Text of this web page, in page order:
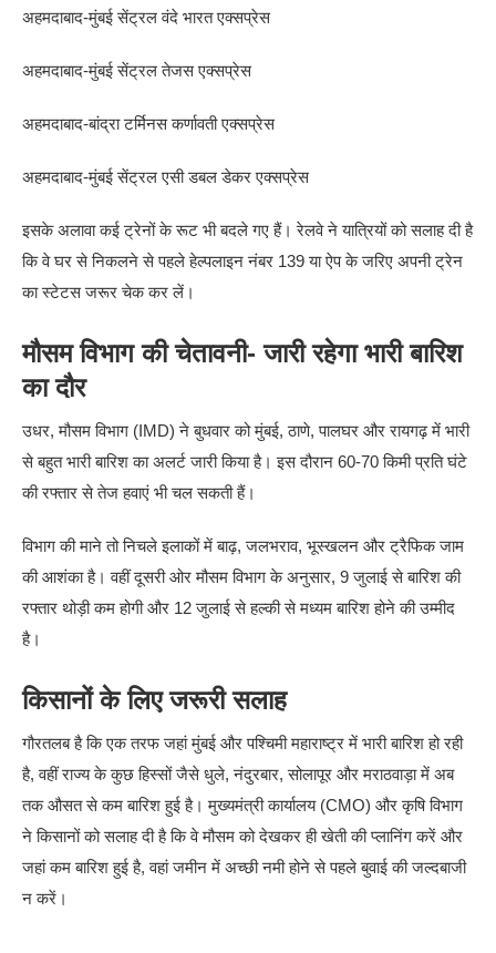
अहमदाबाद-मुंबई सेंट्रल वंदे भारत एक्सप्रेस
अहमदाबाद-मुंबई सेंट्रल तेजस एक्सप्रेस
अहमदाबाद-बांद्रा टर्मिनस कर्णावती एक्सप्रेस
अहमदाबाद-मुंबई सेंट्रल एसी डबल डेकर एक्सप्रेस
इसके अलावा कई ट्रेनों के रूट भी बदले गए हैं। रेलवे ने यात्रियों को सलाह दी है
कि वे घर से निकलने से पहले हेल्पलाइन नंबर 139 या ऐप के जरिए अपनी ट्रेन
का स्टेटस जरूर चेक कर लें।
मौसम विभाग की चेतावनी- जारी रहेगा भारी बारिश
का दौर
उधर, मौसम विभाग (IMD) ने बुधवार को मुंबई, ठाणे, पालघर और रायगढ़ में भारी
से बहुत भारी बारिश का अलर्ट जारी किया है। इस दौरान 60-70 किमी प्रति घंटे
की रफ्तार से तेज हवाएं भी चल सकती हैं।
विभाग की माने तो निचले इलाकों में बाढ़, जलभराव, भूस्खलन और ट्रैफिक जाम
की आशंका है। वहीं दूसरी ओर मौसम विभाग के अनुसार, 9 जुलाई से बारिश की
रफ्तार थोड़ी कम होगी और 12 जुलाई से हल्की से मध्यम बारिश होने की उम्मीद
है।
किसानों के लिए जरूरी सलाह
गौरतलब है कि एक तरफ जहां मुंबई और पश्चिमी महाराष्ट्र में भारी बारिश हो रही
है, वहीं राज्य के कुछ हिस्सों जैसे धुले, नंदुरबार, सोलापूर और मराठवाड़ा में अब
तक औसत से कम बारिश हुई है। मुख्यमंत्री कार्यालय (CMO) और कृषि विभाग
ने किसानों को सलाह दी है कि वे मौसम को देखकर ही खेती की प्लानिंग करें और
जहां कम बारिश हुई है, वहां जमीन में अच्छी नमी होने से पहले बुवाई की जल्दबाजी
न करें।